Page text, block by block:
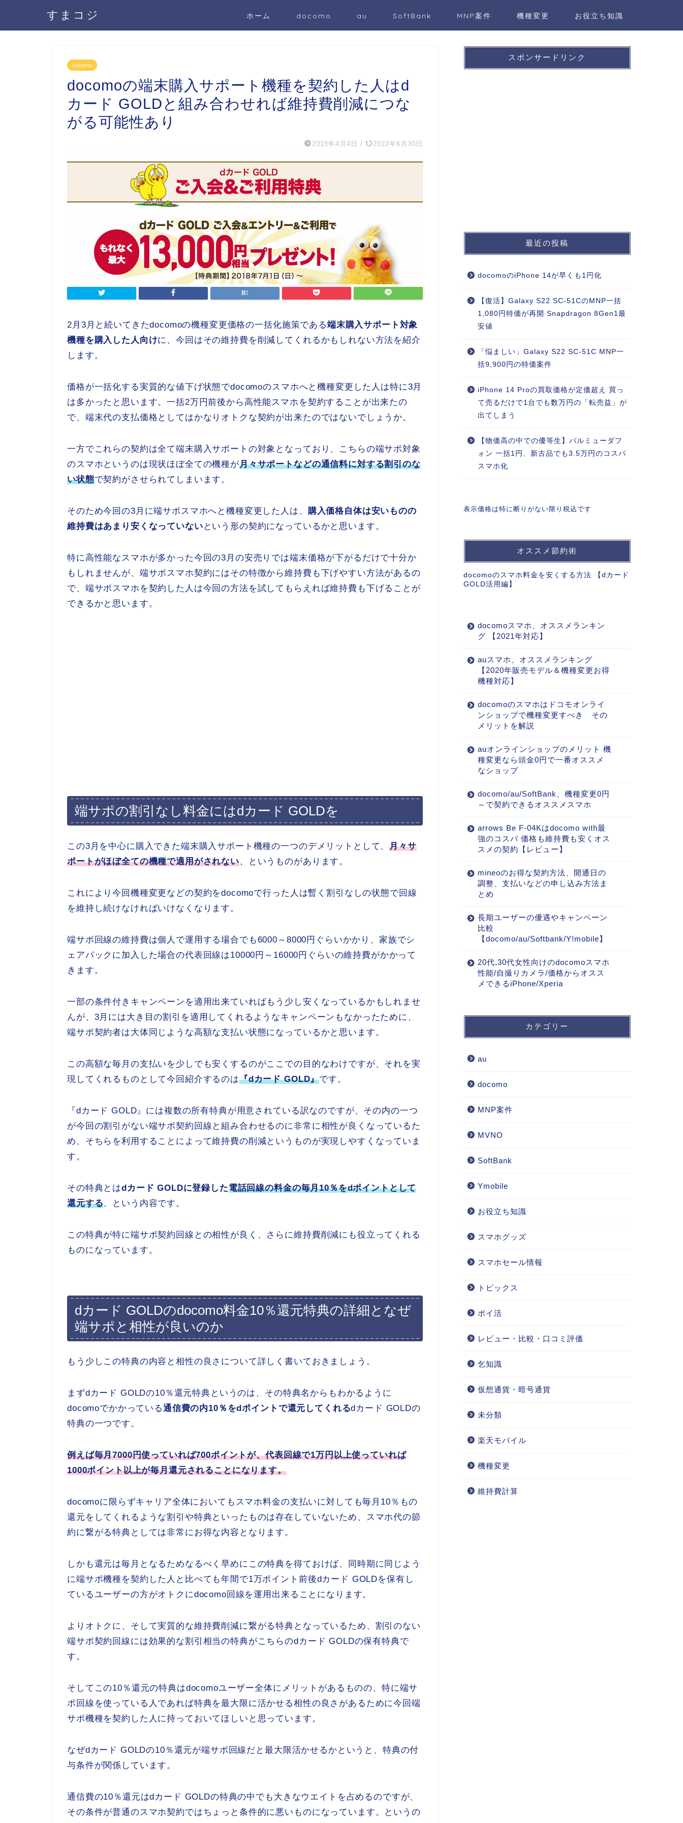
すまコジ ホーム docomo au SoftBank MNP案件 機種変更 お役立ち知識
docomo
docomoの端末購入サポート機種を契約した人はd
カード GOLDと組み合わせれば維持費削減につな
がる可能性あり
2018年4月4日 / 2022年6月30日
2月3月と続いてきたdocomoの機種変更価格の一括化施策である端末購入サポート対象
機種を購入した人向けに、今回はその維持費を削減してくれるかもしれない方法を紹介
します。
価格が一括化する実質的な値下げ状態でdocomoのスマホへと機種変更した人は特に3月
は多かったと思います。一括2万円前後から高性能スマホを契約することが出来たの
で、端末代の支払価格としてはかなりオトクな契約が出来たのではないでしょうか。
一方でこれらの契約は全て端末購入サポートの対象となっており、こちらの端サポ対象
のスマホというのは現状ほぼ全ての機種が月々サポートなどの通信料に対する割引のな
い状態で契約がさせられてしまいます。
そのため今回の3月に端サポスマホへと機種変更した人は、 購入価格自体は安いものの
維持費はあまり安くなっていない という形の契約になっているかと思います。
特に高性能なスマホが多かった今回の3月の安売りでは端末価格が下がるだけで十分か
もしれませんが、端サポスマホ契約にはその特徴から維持費も下げやすい方法があるの
で、端サポスマホを契約した人は今回の方法を試してもらえれば維持費も下げることが
できるかと思います。
端サポの割引なし料金にはdカード GOLDを
この3月を中心に購入できた端末購入サポート機種の一つのデメリットとして、月々サ
ポートがほぼ全ての機種で適用がされない、というものがあります。
これにより今回機種変更などの契約をdocomoで行った人は暫く割引なしの状態で回線
を維持し続けなければいけなくなります。
端サポ回線の維持費は個人で運用する場合でも6000～8000円ぐらいかかり、家族でシ
ェアパックに加入した場合の代表回線は10000円～16000円ぐらいの維持費がかかって
きます。
一部の条件付きキャンペーンを適用出来ていればもう少し安くなっているかもしれませ
んが、3月には大き目の割引を適用してくれるようなキャンペーンもなかったために、
端サポ契約者は大体同じような高額な支払い状態になっているかと思います。
この高額な毎月の支払いを少しでも安くするのがここでの目的なわけですが、それを実
現してくれるものとして今回紹介するのは『dカード GOLD』です。
『dカード GOLD』には複数の所有特典が用意されている訳なのですが、その内の一つ
が今回の割引がない端サポ契約回線と組み合わせるのに非常に相性が良くなっているた
め、そちらを利用することによって維持費の削減というものが実現しやすくなっていま
す。
その特典とはdカード GOLDに登録した電話回線の料金の毎月10％をdポイントとして
還元する、という内容です。
この特典が特に端サポ契約回線との相性が良く、さらに維持費削減にも役立ってくれる
ものになっています。
dカード GOLDのdocomo料金10％還元特典の詳細となぜ
端サポと相性が良いのか
もう少しこの特典の内容と相性の良さについて詳しく書いておきましょう。
まずdカード GOLDの10％還元特典というのは、その特典名からもわかるように
docomoでかかっている通信費の内10％をdポイントで還元してくれるdカード GOLDの
特典の一つです。
例えば毎月7000円使っていれば700ポイントが、代表回線で1万円以上使っていれば
1000ポイント以上が毎月還元されることになります。
docomoに限らずキャリア全体においてもスマホ料金の支払いに対しても毎月10％もの
還元をしてくれるような割引や特典といったものは存在していないため、スマホ代の節
約に繋がる特典としては非常にお得な内容となります。
しかも還元は毎月となるためなるべく早めにこの特典を得ておけば、同時期に同じよう
に端サポ機種を契約した人と比べても年間で1万ポイント前後dカード GOLDを保有し
ているユーザーの方がオトクにdocomo回線を運用出来ることになります。
よりオトクに、そして実質的な維持費削減に繋がる特典となっているため、割引のない
端サポ契約回線には効果的な割引相当の特典がこちらのdカード GOLDの保有特典で
す。
そしてこの10％還元の特典はdocomoユーザー全体にメリットがあるものの、特に端サ
ポ回線を使っている人であれば特典を最大限に活かせる相性の良さがあるために今回端
サポ機種を契約した人に持っておいてほしいと思っています。
なぜdカード GOLDの10％還元が端サポ回線だと最大限活かせるかというと、特典の付
与条件が関係しています。
通信費の10％還元はdカード GOLDの特典の中でも大きなウエイトを占めるのですが、
その条件が普通のスマホ契約ではちょっと条件的に悪いものになっています。というの
スポンサードリンク
最近の投稿
docomoのiPhone 14が早くも1円化
【復活】Galaxy S22 SC-51CのMNP一括
1,080円特価が再開 Snapdragon 8Gen1最
安値
「悩ましい」Galaxy S22 SC-51C MNP一
括9,900円の特価案件
iPhone 14 Proの買取価格が定価超え 買っ
て売るだけで1台でも数万円の「転売益」が
出てしまう
【物価高の中での優等生】バルミューダフ
ォン 一括1円、新古品でも3.5万円のコスパ
スマホ化
表示価格は特に断りがない限り税込です
オススメ節約術
docomoのスマホ料金を安くする方法 【dカード
GOLD活用編】
docomoスマホ、オススメランキン
グ 【2021年対応】
auスマホ、オススメランキング
【2020年販売モデル＆機種変更お得
機種対応】
docomoのスマホはドコモオンライ
ンショップで機種変更すべき その
メリットを解説
auオンラインショップのメリット 機
種変更なら頭金0円で一番オススメ
なショップ
docomo/au/SoftBank、機種変更0円
～で契約できるオススメスマホ
arrows Be F-04Kはdocomo with最
強のコスパ 価格も維持費も安くオス
スメの契約【レビュー】
mineoのお得な契約方法、開通日の
調整、支払いなどの申し込み方法ま
とめ
長期ユーザーの優遇やキャンペーン
比較
【docomo/au/Softbank/Y!mobile】
20代,30代女性向けのdocomoスマホ
性能/自撮りカメラ/価格からオスス
メできるiPhone/Xperia
カテゴリー
au
docomo
MNP案件
MVNO
SoftBank
Ymobile
お役立ち知識
スマホグッズ
スマホセール情報
トピックス
ポイ活
レビュー・比較・口コミ評価
乞知識
仮想通貨・暗号通貨
未分類
楽天モバイル
機種変更
維持費計算